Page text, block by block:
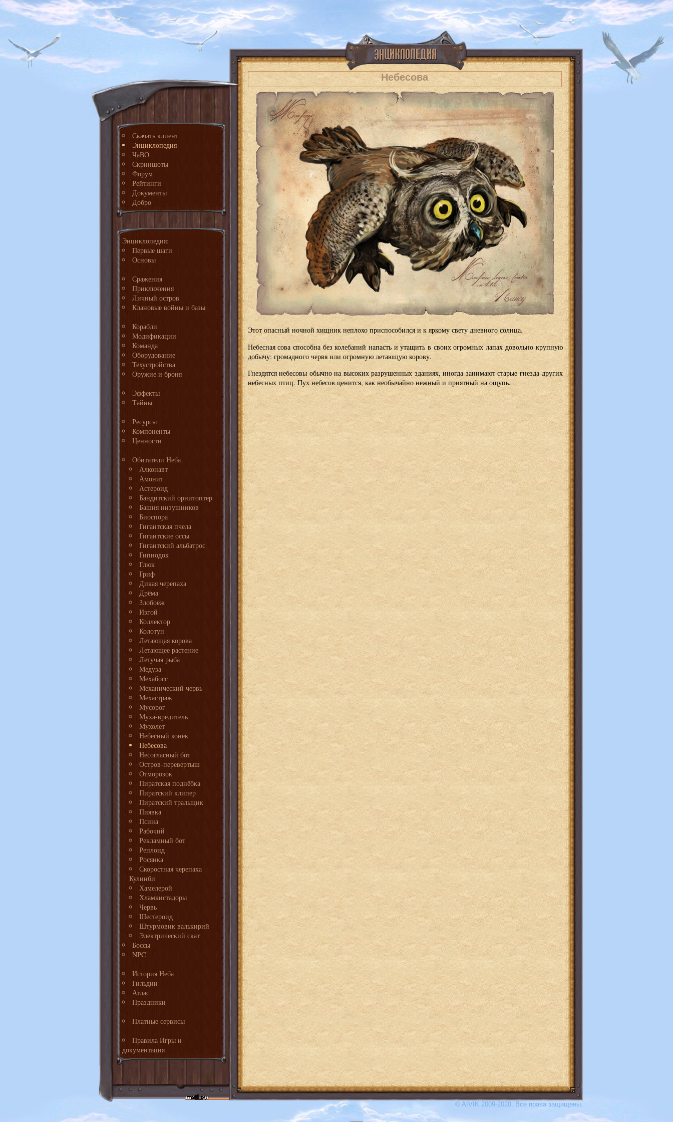
Скачать клиент
Энциклопедия
ЧаВО
Скриншоты
Форум
Рейтинги
Документы
Добро
Энциклопедия:
Первые шаги
Основы
Сражения
Приключения
Личный остров
Клановые войны и базы
Корабли
Модификации
Команда
Оборудование
Техустройства
Оружие и броня
Эффекты
Тайны
Ресурсы
Компоненты
Ценности
Обитатели Неба
Алконавт
Амонит
Астероид
Бандитский орнитоптер
Башня низушников
Биоспора
Гигантская пчела
Гигантские оссы
Гигантский альбатрос
Гипнодок
Глюк
Гриф
Дикая черепаха
Дрёма
Злобоёж
Изгой
Коллектор
Колотун
Летающая корова
Летающее растение
Летучая рыба
Медуза
Мехабосс
Механический червь
Мехастраж
Мусорог
Муха-вредитель
Мухолет
Небесный конёк
Небесова
Несогласный бот
Остров-перевертыш
Отморозок
Пиратская поднёбка
Пиратский клипер
Пиратский тральщик
Пиявка
Псина
Рабочий
Рекламный бот
Реплоид
Росянка
Скоростная черепаха
Кулинби
Хамелерой
Хламкистадоры
Червь
Шестероид
Штурмовик валькирий
Электрический скат
Боссы
NPC
История Неба
Гильдии
Атлас
Праздники
Платные сервисы
Правила Игры и
документация
Небесова
Этот опасный ночной хищник неплохо приспособился и к яркому свету дневного солнца.
Небесная сова способна без колебаний напасть и утащить в своих огромных лапах довольно крупную
добычу: громадного червя или огромную летающую корову.
Гнездятся небесовы обычно на высоких разрушенных зданиях, иногда занимают старые гнезда других
небесных птиц. Пух небесов ценится, как необычайно нежный и приятный на ощупь.
© AIVIK 2009-2020. Все права защищены.